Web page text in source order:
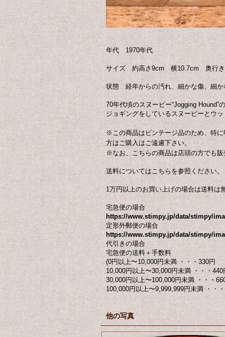
年代 1970年代
サイズ 約高さ9cm 横10.7cm 奥行
状態 経年からの汚れ、細かな傷、細か
70年代頃のスヌーピー“Jogging Hound”
ジョギングをしているスヌーピーとウ
※この商品はビンテージ品のため、特
方はご購入はご遠慮下さい。
※なお、こちらの商品は店頭の方でも
送料についてはこちらを参照ください。
1万円以上のお買い上げの場合は送料は
宅急便の場合
https://www.stimpy.jp/data/stimpy/
定形外郵便の場合
https://www.stimpy.jp/data/stimpy/
代引きの場合
宅急便の送料＋手数料
(0円以上〜10,000円未満 ・・・330円
10,000円以上〜30,000円未満 ・・・440
30,000円以上〜100,000円未満 ・・・
100,000円以上〜9,999,999円未満 ・・
他の写真